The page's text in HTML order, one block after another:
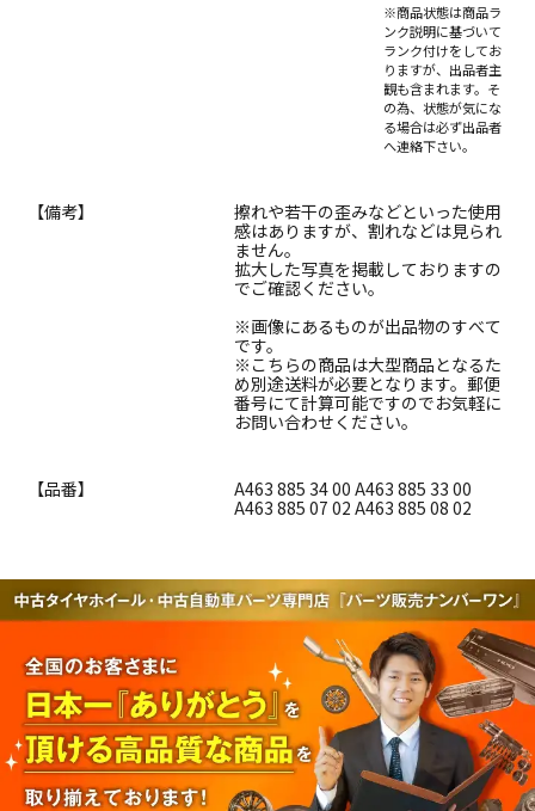
※商品状態は商品ラ
ンク説明に基づいて
ランク付けをしてお
りますが、出品者主
観も含まれます。そ
の為、状態が気にな
る場合は必ず出品者
へ連絡下さい。
【備考】
擦れや若干の歪みなどといった使用
感はありますが、割れなどは見られ
ません。
拡大した写真を掲載しておりますの
でご確認ください。
※画像にあるものが出品物のすべて
です。
※こちらの商品は大型商品となるた
め別途送料が必要となります。郵便
番号にて計算可能ですのでお気軽に
お問い合わせください。
【品番】
A463 885 34 00 A463 885 33 00
A463 885 07 02 A463 885 08 02